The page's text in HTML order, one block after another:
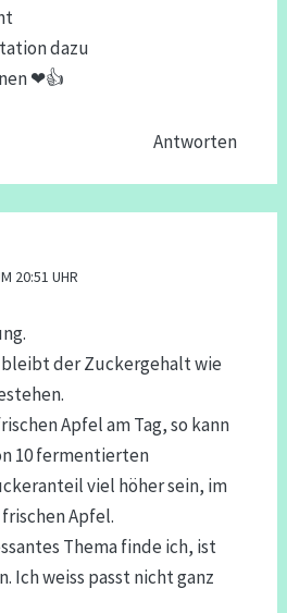
dazu
❤👍
Antworten
20:51 UHR
der Zuckergehalt wie
Apfel am Tag, so kann
10 fermentierten
viel höher sein, im
Apfel.
Thema finde ich, ist
Ich weiss passt nicht ganz